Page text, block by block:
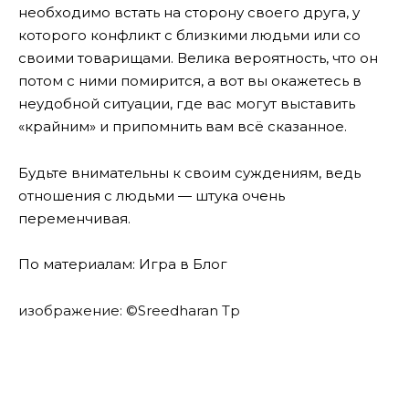
необходимо встать на сторону своего друга, у
которого конфликт с близкими людьми или со
своими товарищами. Велика вероятность, что он
потом с ними помирится, а вот вы окажетесь в
неудобной ситуации, где вас могут выставить
«крайним» и припомнить вам всё сказанное.
Будьте внимательны к своим суждениям, ведь
отношения с людьми — штука очень
переменчивая.
По материалам: Игра в Блог
изображение: ©Sreedharan Tp